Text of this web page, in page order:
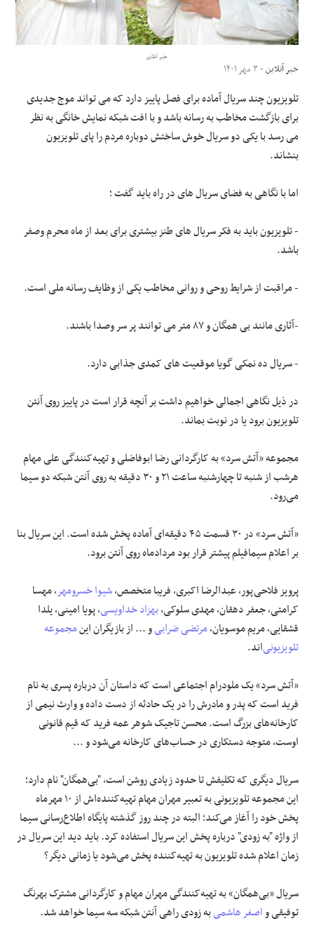
علوم و فن آوری
فرهنگی و هنری
مقالات
خبر آنلاین
خبر آنلاین- ۳ مهر ۱۴۰۱
تلویزیون چند سریال آماده برای فصل پاییز دارد که می تواند موج جدیدی
برای بازگشت مخاطب به رسانه باشد و با افت شبکه نمایش خانگی به نظر
می رسد با یکی دو سریال خوش ساختش دوباره مردم را پای تلویزیون
بنشاند.
اما با نگاهی به فضای سریال های در راه باید گفت ؛
- تلویزیون باید به فکر سریال های طنز بیشتری برای بعد از ماه محرم وصفر
باشد.
- مراقبت از شرایط روحی و روانی مخاطب یکی از وظایف رسانه ملی است.
-آثاری مانند بی همگان و ۸۷ متر می توانند پر سر وصدا باشند.
- سریال ده نمکی گویا موقعیت های کمدی جذابی دارد.
در ذیل نگاهی اجمالی خواهیم داشت بر آنچه قرار است در پاییز روی آنتن
تلویزیون برود یا در نوبت بماند.
مجموعه «آتش سرد» به کارگردانی رضا ابوفاضلی و تهیه‌کنندگی علی مهام
هرشب از شنبه تا چهارشنبه ساعت ۲۱ و ۳۰ دقیقه به روی آنتن شبکه دو سیما
می‌رود.
«آتش سرد» در ۳۰ قسمت ۴۵ دقیقه‌ای آماده پخش شده است. این سریال بنا
بر اعلام سیمافیلم پیشتر قرار بود مردادماه روی آنتن برود.
پرویز فلاحی‌پور، عبدالرضا اکبری، فریبا متخصص،شیوا خسرومهر، مهسا
کرامتی، جعفر دهقان‌، مهدی سلوکی،بهزاد خداویسی، پویا امینی، یلدا
قشقایی، مریم موسویان،مرتضی ضرابیو ... از بازیگران اینمجموعه
تلویزیونی‌اند.
«آتش سرد» یک ملودرام اجتماعی است که داستان آن درباره پسری به نام
فرید است که پدر و مادرش را در یک حادثه از دست داده و وارث نیمی از
کارخانه‌های بزرگ است. محسن تاجیک شوهر عمه فرید که قیم قانونی
اوست، متوجه دستکاری در حساب‌های کارخانه می‌شود و ...
سریال دیگری که تکلیفش تا حدود زیادی روشن است، "بی‌همگان" نام دارد؛
این مجموعه تلویزیونی به تعبیر مهران مهام تهیه‌کننده‌اش از ۱۰ مهرماه
پخش خود را آغاز می‌کند؛ البته در چند روز گذشته پایگاه اطلاع‌رسانی سیما
از واژه "به زودی" درباره پخش این سریال استفاده کرد. باید دید این سریال در
زمان اعلام شده تلویزیون به تهیه‌کننده پخش می‌شود یا زمانی دیگر؟
سریال «بی‌همگان» به تهیه‌کنندگی مهران مهام و کارگردانی مشترک بهرنگ
توفیقی واصغر هاشمیبه زودی راهی آنتن شبکه سه سیما خواهد شد.